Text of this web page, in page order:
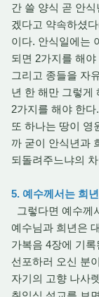
간 쓸 양식 곧 안
겠다고 약속하셨
이다. 안식일에는
되면 2가지를 해
그리고 종들을 자
년 한 해만 그렇게
2가지를 해야 한
또 하나는 땅이 영
까 굳이 안식년과
되돌려주느냐의
5. 예수께서는 희
그렇다면 예수께
예수님과 희년은
가복음 4장에 기
선포하러 오신 분
자기의 고향 나사